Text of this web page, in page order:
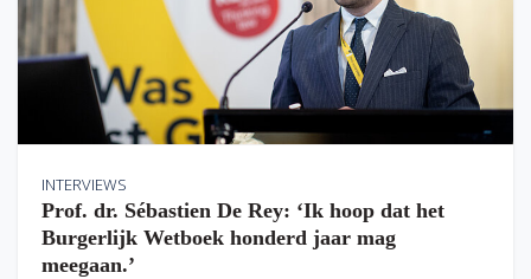
INTERVIEWS
Prof. dr. Sébastien De Rey: ‘Ik hoop dat het
Burgerlijk Wetboek honderd jaar mag
meegaan.’